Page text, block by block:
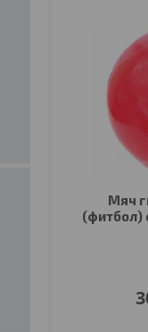
Мяч
(фитбол)